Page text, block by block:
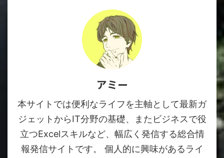
アミー
本サイトでは便利なライフを主軸として最新ガ
ジェットからIT分野の基礎、またビジネスで役
立つExcelスキルなど、幅広く発信する総合情
報発信サイトです。 個人的に興味があるライ